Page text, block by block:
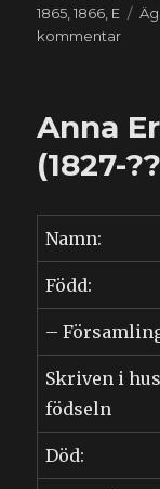
1865 ,1866 E
kommentartill
1914)
Anna
(1827-
Namn:
Född:
–
Skriven i
födseln
Död: